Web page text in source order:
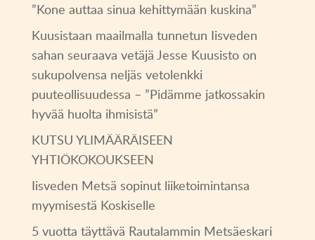
”Kone auttaa sinua kehittymään kuskina”
Kuusistaan maailmalla tunnetun Iisveden
sahan seuraava vetäjä Jesse Kuusisto on
sukupolvensa neljäs vetolenkki
puuteollisuudessa – ”Pidämme jatkossakin
hyvää huolta ihmisistä”
KUTSU YLIMÄÄRÄISEEN
YHTIÖKOKOUKSEEN
Iisveden Metsä sopinut liiketoimintansa
myymisestä Koskiselle
5 vuotta täyttävä Rautalammin Metsäeskari